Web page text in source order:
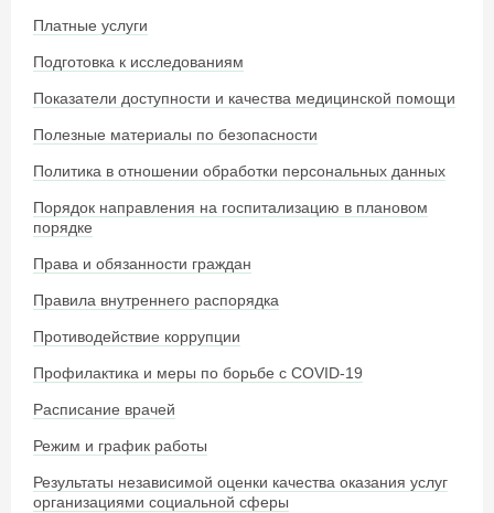
Платные услуги
Подготовка к исследованиям
Показатели доступности и качества медицинской помощи
Полезные материалы по безопасности
Политика в отношении обработки персональных данных
Порядок направления на госпитализацию в плановом
порядке
Права и обязанности граждан
Правила внутреннего распорядка
Противодействие коррупции
Профилактика и меры по борьбе с COVID-19
Расписание врачей
Режим и график работы
Результаты независимой оценки качества оказания услуг
организациями социальной сферы